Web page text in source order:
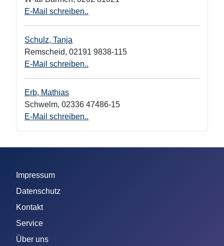
E-Mail schreiben..
Schulz, Tanja
Remscheid, 02191 9838-115
E-Mail schreiben..
Erb, Mathias
Schwelm, 02336 47486-15
E-Mail schreiben..
Impressum
Datenschutz
Kontakt
Service
Über uns